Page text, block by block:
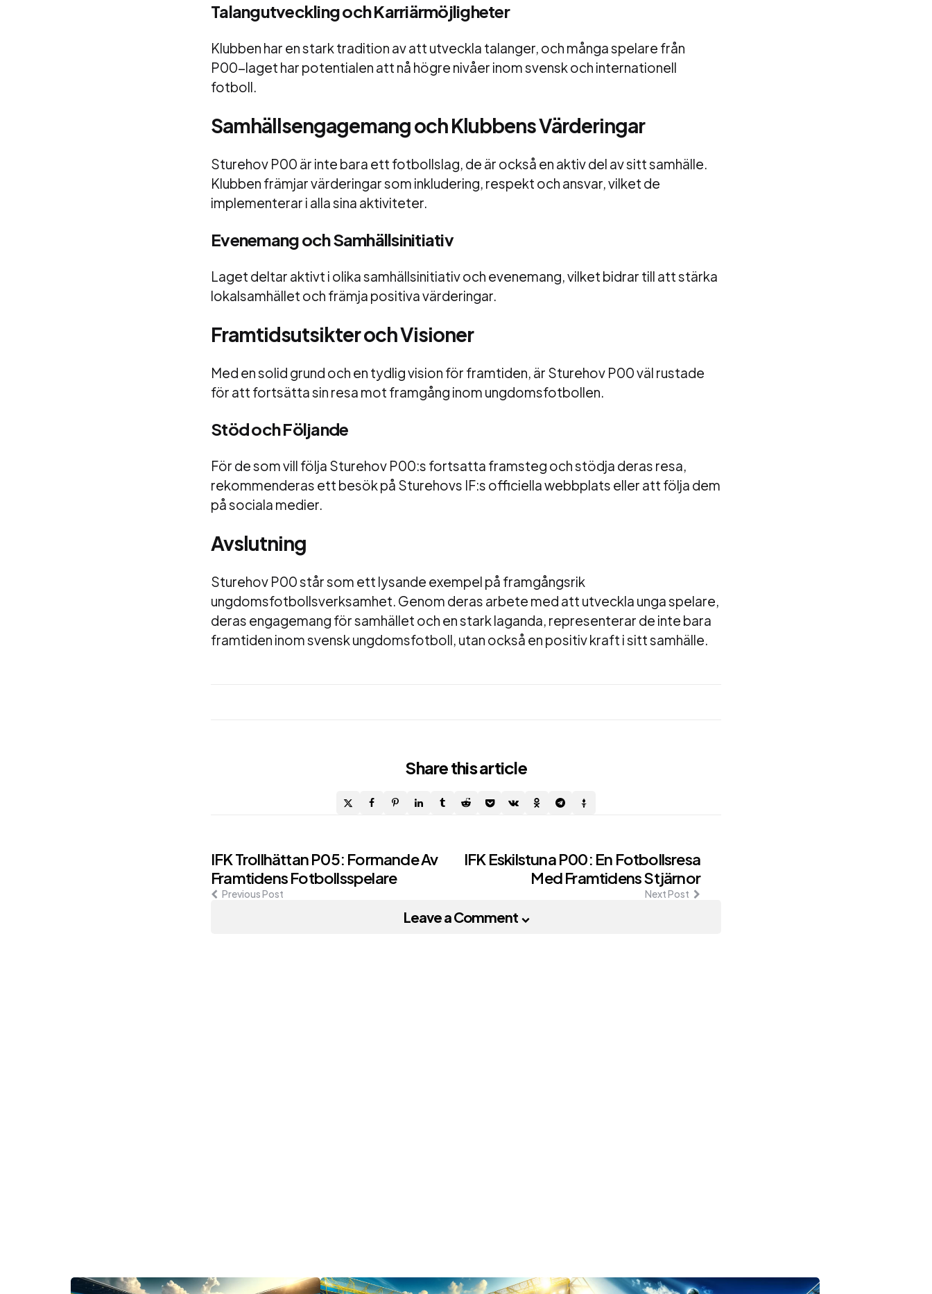
Talangutveckling och Karriärmöjligheter
Klubben har en stark tradition av att utveckla talanger, och många spelare från
P00-laget har potentialen att nå högre nivåer inom svensk och internationell
fotboll.
Samhällsengagemang och Klubbens Värderingar
Sturehov P00 är inte bara ett fotbollslag, de är också en aktiv del av sitt samhälle.
Klubben främjar värderingar som inkludering, respekt och ansvar, vilket de
implementerar i alla sina aktiviteter.
Evenemang och Samhällsinitiativ
Laget deltar aktivt i olika samhällsinitiativ och evenemang, vilket bidrar till att stärka
lokalsamhället och främja positiva värderingar.
Framtidsutsikter och Visioner
Med en solid grund och en tydlig vision för framtiden, är Sturehov P00 väl rustade
för att fortsätta sin resa mot framgång inom ungdomsfotbollen.
Stöd och Följande
För de som vill följa Sturehov P00:s fortsatta framsteg och stödja deras resa,
rekommenderas ett besök på Sturehovs IF:s officiella webbplats eller att följa dem
på sociala medier.
Avslutning
Sturehov P00 står som ett lysande exempel på framgångsrik
ungdomsfotbollsverksamhet. Genom deras arbete med att utveckla unga spelare,
deras engagemang för samhället och en stark laganda, representerar de inte bara
framtiden inom svensk ungdomsfotboll, utan också en positiv kraft i sitt samhälle.
Sharethis article
Post
navigation
IFK Trollhättan P05: Formande Av
Framtidens Fotbollsspelare
Previous Post
IFK Eskilstuna P00: En Fotbollsresa
Med Framtidens Stjärnor
Next Post
Leave a Comment